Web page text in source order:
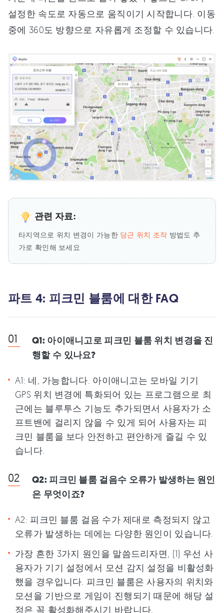
설정한 속도로 자동으로 움직이기 시작합니다. 이동
중에 360도 방향으로 자유롭게 조정할 수 있습니다.
관련 자료:
타지역으로 위치 변경이 가능한 당근 위치 조작 방법도 추
가로 확인해 보세요
파트 4: 피크민 블룸에 대한 FAQ
Q1: 아이애니고로 피크민 블룸 위치 변경을 진
행할 수 있나요?
A1: 네, 가능합니다. 아이애니고는 모바일 기기
GPS 위치 변경에 특화되어 있는 프로그램으로 최
근에는 블루투스 기능도 추가되면서 사용자가 소
프트밴에 걸리지 않을 수 있게 되어 사용자는 피
크민 블룸을 보다 안전하고 편안하게 즐길 수 있
습니다.
Q2: 피크민 블룸 걸음수 오류가 발생하는 원인
은 무엇이죠?
A2: 피크민 블룸 걸음 수가 제대로 측정되지 않고
오류가 발생하는 데에는 다양한 원인이 있습니다.
가장 흔한 3가지 원인을 말씀드리자면, (1) 우선 사
용자가 기기 설정에서 모션 감지 설정을 비활성화
했을 경우입니다. 피크민 블룸은 사용자의 위치와
모션을 기반으로 게임이 진행되기 때문에 해당 설
정은 꼭 활성화해주시기 바랍니다.